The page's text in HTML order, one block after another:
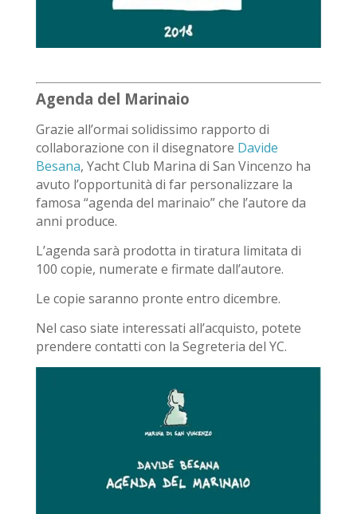
Agenda del Marinaio
Grazie all’ormai solidissimo rapporto di
collaborazione con il disegnatore Davide
Besana, Yacht Club Marina di San Vincenzo ha
avuto l’opportunità di far personalizzare la
famosa “agenda del marinaio” che l’autore da
anni produce.
L’agenda sarà prodotta in tiratura limitata di
100 copie, numerate e firmate dall’autore.
Le copie saranno pronte entro dicembre.
Nel caso siate interessati all’acquisto, potete
prendere contatti con la Segreteria del YC.